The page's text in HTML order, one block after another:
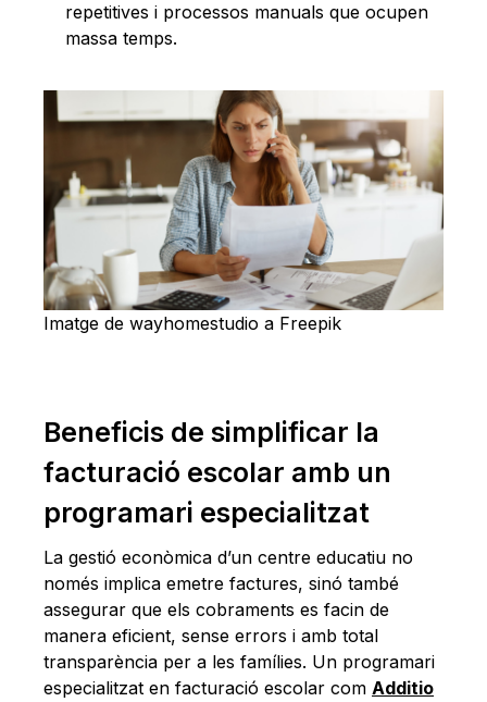
repetitives i processos manuals que ocupen
massa temps.
Imatge de wayhomestudio a Freepik
Beneficis de simplificar la
facturació escolar amb un
programari especialitzat
La gestió econòmica d’un centre educatiu no
només implica emetre factures, sinó també
assegurar que els cobraments es facin de
manera eficient, sense errors i amb total
transparència per a les famílies. Un programari
especialitzat en facturació escolar com Additio